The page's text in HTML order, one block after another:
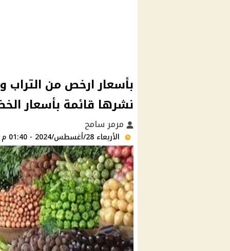
بأسعار ارخص من التراب
نشرها قائمة بأسعار
مرمر سامح
الأربعاء 28/أغسطس/2024 - 01:40 م